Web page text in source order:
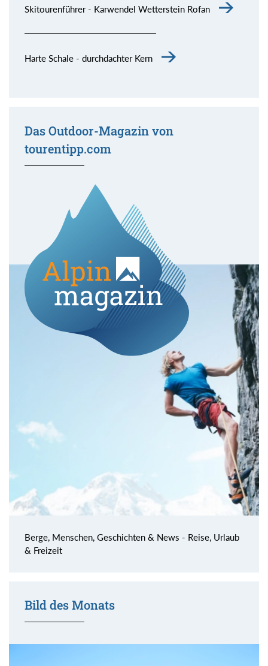
Skitourenführer - Karwendel Wetterstein Rofan
Harte Schale - durchdachter Kern
Das Outdoor-Magazin von
tourentipp.com
Berge, Menschen, Geschichten & News - Reise, Urlaub
& Freizeit
Bild des Monats